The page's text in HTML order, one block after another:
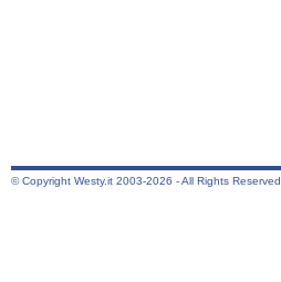
© Copyright Westy.it 2003-2026 - All Rights Reserved